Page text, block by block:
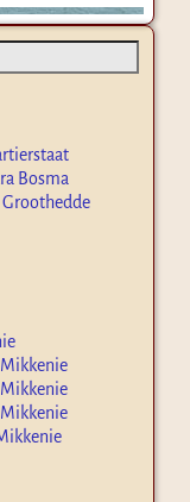
Bosma
Groothedde
Mikkenie
Mikkenie
Mikkenie